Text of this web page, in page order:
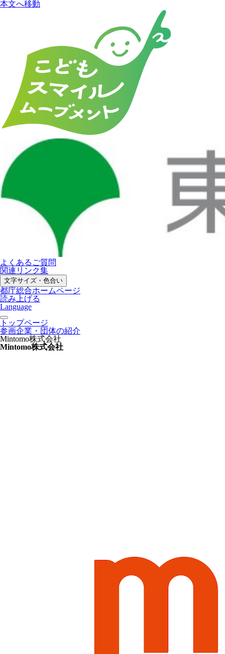
本文へ移動
よくあるご質問
関連リンク集
文字サイズ・色合い
都庁総合ホームページ
読み上げる
Language
トップページ
参画企業・団体の紹介
Mintomo株式会社
Mintomo株式会社